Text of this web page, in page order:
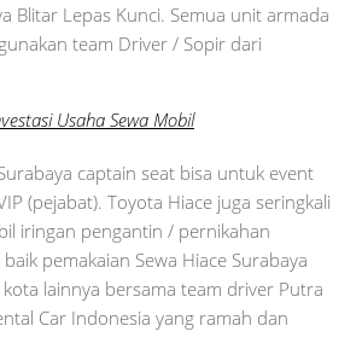
Blitar Lepas Kunci. Semua unit armada
team Driver / Sopir dari
Usaha Sewa Mobil
captain seat bisa untuk event
(pejabat). Toyota Hiace juga seringkali
iringan pengantin / pernikahan
pemakaian Sewa Hiace Surabaya
lainnya bersama team driver Putra
Car Indonesia yang ramah dan